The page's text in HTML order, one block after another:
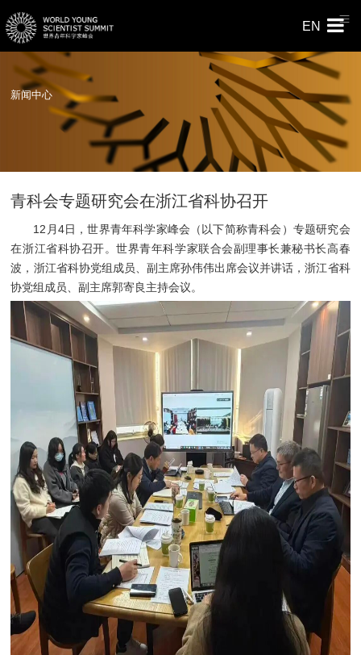
EN
新闻中心
青科会专题研究会在浙江省科协召开
12月4日，世界青年科学家峰会（以下简称青科会）专题研究会
在浙江省科协召开。世界青年科学家联合会副理事长兼秘书长高春
波，浙江省科协党组成员、副主席孙伟伟出席会议并讲话，浙江省科
协党组成员、副主席郭寄良主持会议。